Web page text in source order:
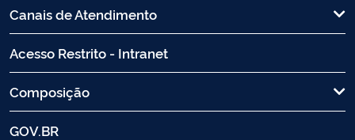
Canais de Atendimento
Acesso Restrito - Intranet
Composição
GOV.BR